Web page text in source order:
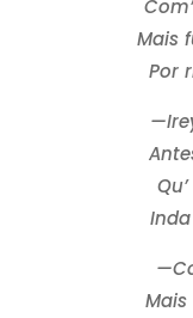
Mais
Por
—Irey,